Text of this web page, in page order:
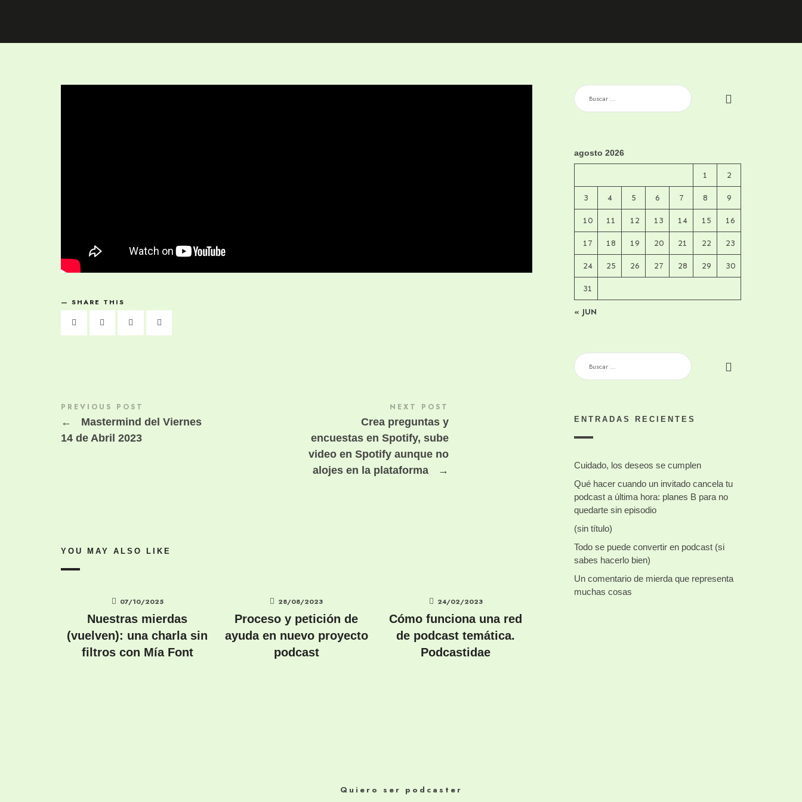
SHARE THIS
PREVIOUS POST
←
Mastermind del Viernes
14 de Abril 2023
NEXT POST
Crea preguntas y
encuestas en Spotify, sube
video en Spotify aunque no
alojes en la plataforma
→
YOU MAY ALSO LIKE
07/10/2025
Nuestras mierdas
(vuelven): una charla sin
filtros con Mía Font
28/08/2023
Proceso y petición de
ayuda en nuevo proyecto
podcast
24/02/2023
Cómo funciona una red
de podcast temática.
Podcastidae
BUSCAR:
agosto 2026
1 2
3 4 5 6 7 8 9
10 11 12 13 14 15 16
17 18 19 20 21 22 23
24 25 26 27 28 29 30
31
« JUN
BUSCAR:
ENTRADAS RECIENTES
Cuidado, los deseos se cumplen
Qué hacer cuando un invitado cancela tu
podcast a última hora: planes B para no
quedarte sin episodio
(sin título)
Todo se puede convertir en podcast (si
sabes hacerlo bien)
Un comentario de mierda que representa
muchas cosas
Quiero ser podcaster